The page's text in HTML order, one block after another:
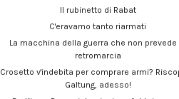
Il rubinetto di Rabat
C'eravamo tanto riarmati
La macchina della guerra che non prevede
retromarcia
Crosetto v'indebita per comprare armi?
Galtung, adesso!